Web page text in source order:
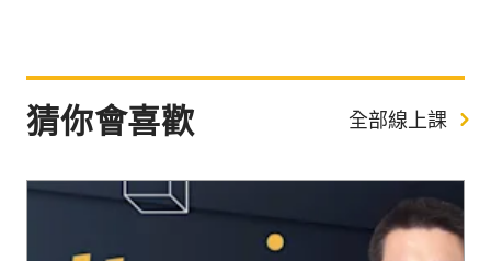
猜你會喜歡 全部線上課